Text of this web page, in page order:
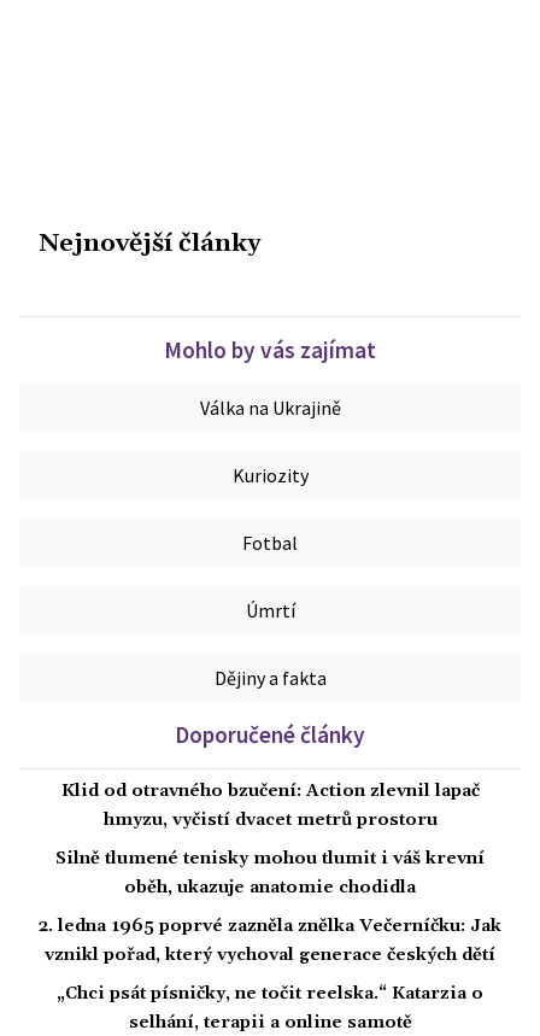
Nejnovější články
Mohlo by vás zajímat
Válka na Ukrajině
Kuriozity
Fotbal
Úmrtí
Dějiny a fakta
Doporučené články
Klid od otravného bzučení: Action zlevnil lapač
hmyzu, vyčistí dvacet metrů prostoru
Silně tlumené tenisky mohou tlumit i váš krevní
oběh, ukazuje anatomie chodidla
2. ledna 1965 poprvé zazněla znělka Večerníčku: Jak
vznikl pořad, který vychoval generace českých dětí
„Chci psát písničky, ne točit reelska.“ Katarzia o
selhání, terapii a online samotě